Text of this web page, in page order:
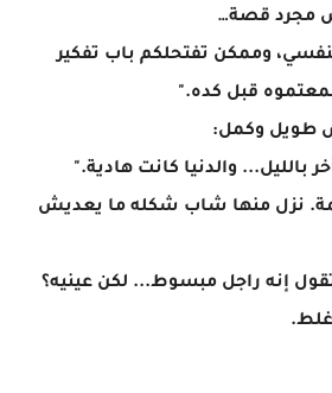
مجرد قصة…
وممكن تفتحلكم باب تفكير
قبل كده."
طويل وكمل:
بالليل... والدنيا كانت هادية."
نزل منها شاب شكله ما يعديش
إنه راجل مبسوط... لكن عينيه؟
غلط.